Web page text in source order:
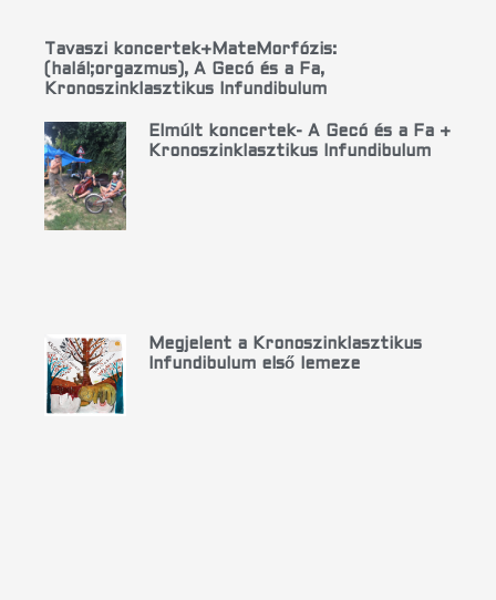
Tavaszi koncertek+MateMorfózis:
(halál;orgazmus), A Gecó és a Fa,
Kronoszinklasztikus Infundibulum
Elmúlt koncertek- A Gecó és a Fa +
Kronoszinklasztikus Infundibulum
Megjelent a Kronoszinklasztikus
Infundibulum első lemeze